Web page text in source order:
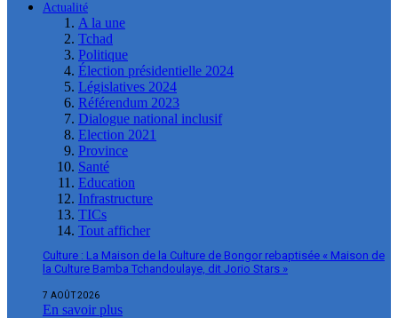
Actualité
A la une
Tchad
Politique
Élection présidentielle 2024
Législatives 2024
Référendum 2023
Dialogue national inclusif
Election 2021
Province
Santé
Education
Infrastructure
TICs
Tout afficher
Culture : La Maison de la Culture de Bongor rebaptisée « Maison de
la Culture Bamba Tchandoulaye, dit Jorio Stars »
7 AOÛT 2026
En savoir plus